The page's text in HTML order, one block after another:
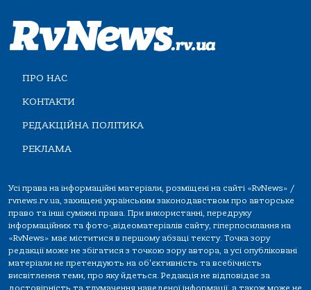
ПРО НАС
КОНТАКТИ
РЕДАКЦІЙНА ПОЛІТИКА
РЕКЛАМА
Усі права на інформаційні матеріали, розміщені на сайті «RvNews» /
rvnews.rv.ua, захищені українським законодавством про авторське
право та інші суміжні права. При використанні, передруку
інформаційних та фото-,відеоматеріалів сайту, гіперпосилання на
«RvNews» має міститися в першому абзаці тексту. Точка зору
редакції може не збігатися з точкою зору автора, а усі опубліковані
матеріали не претендують на об'єктивність та всебічність
висвітлення теми, про яку йдеться. Редакція не відповідає за